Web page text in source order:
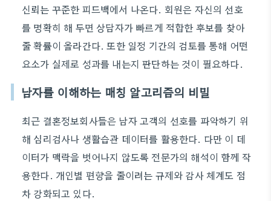
신뢰는 꾸준한 피드백에서 나온다. 회원은 자신의 선호
를 명확히 해 두면 상담자가 빠르게 적합한 후보를 찾아
줄 확률이 올라간다. 또한 일정 기간의 검토를 통해 어떤
요소가 실제로 성과를 내는지 판단하는 것이 필요하다.
남자를 이해하는 매칭 알고리즘의 비밀
최근 결혼정보회사들은 남자 고객의 선호를 파악하기 위
해 심리검사나 생활습관 데이터를 활용한다. 다만 이 데
이터가 맥락을 벗어나지 않도록 전문가의 해석이 함께 작
용한다. 개인별 편향을 줄이려는 규제와 감사 체계도 점
차 강화되고 있다.